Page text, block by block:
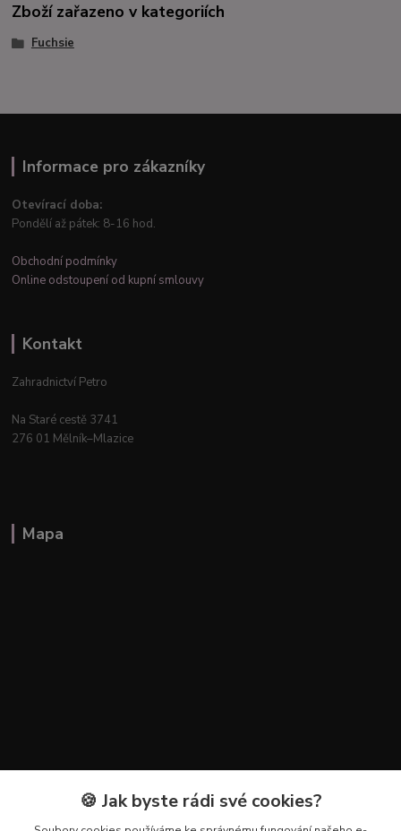
Zboží zařazeno v kategoriích
Fuchsie
Informace pro zákazníky
Otevírací doba:
Pondělí až pátek: 8-16 hod.
Obchodní podmínky
Online odstoupení od kupní smlouvy
Kontakt
Zahradnictví Petro
Na Staré cestě 3741
276 01 Mělník–Mlazice
Mapa
Kontakty🍪 Jak byste rádi své cookies?